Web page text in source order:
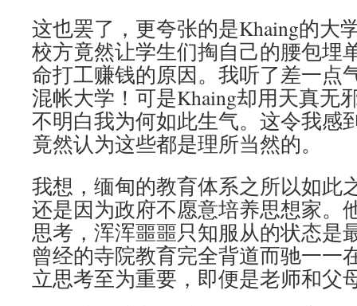
这也罢了，更夸张的是Khaing的大
校方竟然让学生们掏自己的腰包埋
命打工赚钱的原因。我听了差一点
混帐大学！可是Khaing却用天真无
不明白我为何如此生气。这令我感
竟然认为这些都是理所当然的。
我想，缅甸的教育体系之所以如此
还是因为政府不愿意培养思想家。
思考，浑浑噩噩只知服从的状态是
曾经的寺院教育完全背道而驰一一
立思考至为重要，即便是老师和父